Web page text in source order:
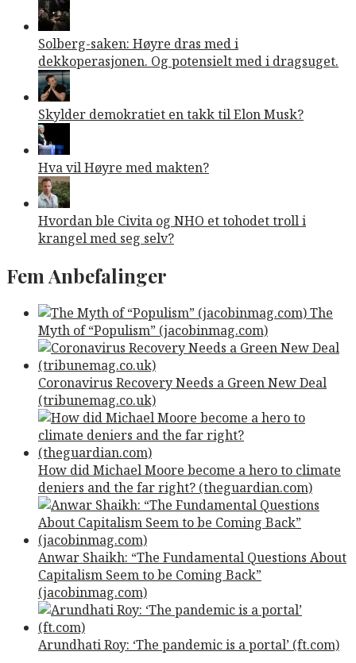
Solberg-saken: Høyre dras med i
dekkoperasjonen. Og potensielt med i dragsuget.
Skylder demokratiet en takk til Elon Musk?
Hva vil Høyre med makten?
Hvordan ble Civita og NHO et tohodet troll i
krangel med seg selv?
Fem Anbefalinger
The
Myth of “Populism” (jacobinmag.com)
Coronavirus Recovery Needs a Green New Deal
(tribunemag.co.uk)
How did Michael Moore become a hero to climate
deniers and the far right? (theguardian.com)
Anwar Shaikh: “The Fundamental Questions About
Capitalism Seem to be Coming Back”
(jacobinmag.com)
Arundhati Roy: ‘The pandemic is a portal’ (ft.com)